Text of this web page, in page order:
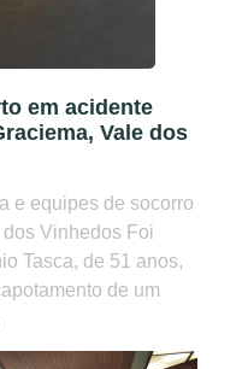
em acidente
Vale dos
e equipes de socorro
Vinhedos Foi
Tasca, de 51 anos,
de um